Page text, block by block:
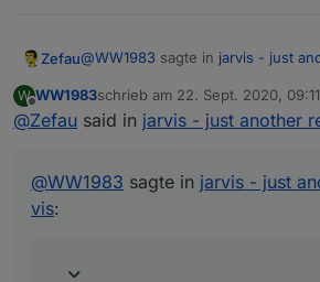
Zefau@WW1983 sagte in jarvis - just
Gibt es derzeit eine Möglichkeit
überwachen. Dazu gebe ich die
https://github.com/Zefau/
Mein aktuelles Ziel ist erst mal die
W
Offline
WW1983schrieb am 22. Sept. 2020, 09:11
zuletzt editiert von
@Zefau said in jarvis - just another
@WW1983 sagte in jarvis - just
vis: